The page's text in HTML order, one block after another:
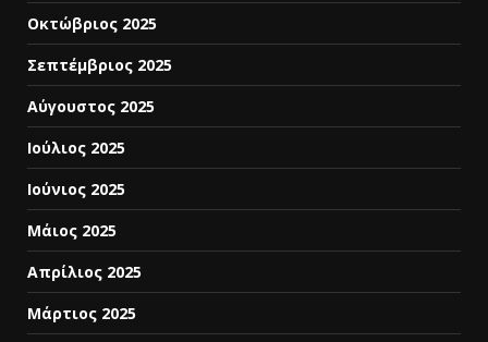
Οκτώβριος 2025
Σεπτέμβριος 2025
Αύγουστος 2025
Ιούλιος 2025
Ιούνιος 2025
Μάιος 2025
Απρίλιος 2025
Μάρτιος 2025